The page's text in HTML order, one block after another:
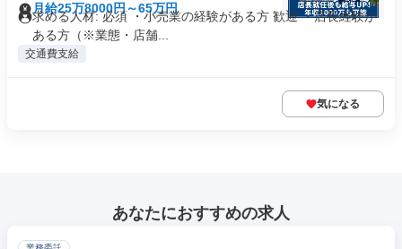
月給25万8000円～65万円
求める人材: 必須 ・小売業の経験がある方 歓迎 ・店長経験が
ある方（※業態・店舗...
交通費支給
気になる
あなたにおすすめの求人